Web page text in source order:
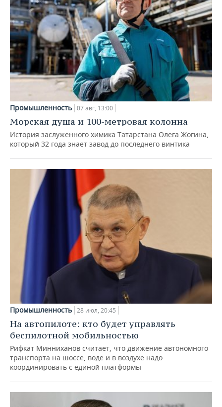
Промышленность 07 авг, 13:00
Морская душа и 100-метровая колонна
История заслуженного химика Татарстана Олега Жогина,
который 32 года знает завод до последнего винтика
Промышленность 28 июл, 20:45
На автопилоте: кто будет управлять
беспилотной мобильностью
Рифкат Минниханов считает, что движение автономного
транспорта на шоссе, воде и в воздухе надо
координировать с единой платформы